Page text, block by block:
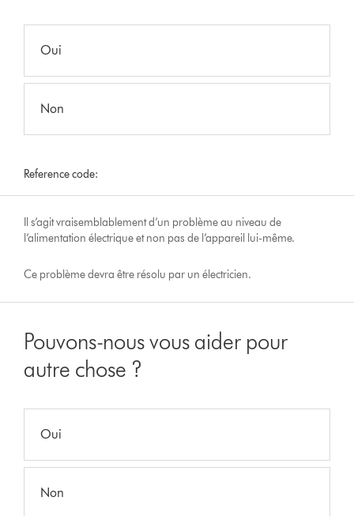
Oui
Non
Reference code:
Il s’agit vraisemblablement d’un problème au niveau de
l’alimentation électrique et non pas de l’appareil lui-même.
Ce problème devra être résolu par un électricien.
Pouvons-nous vous aider pour
autre chose ?
Oui
Non